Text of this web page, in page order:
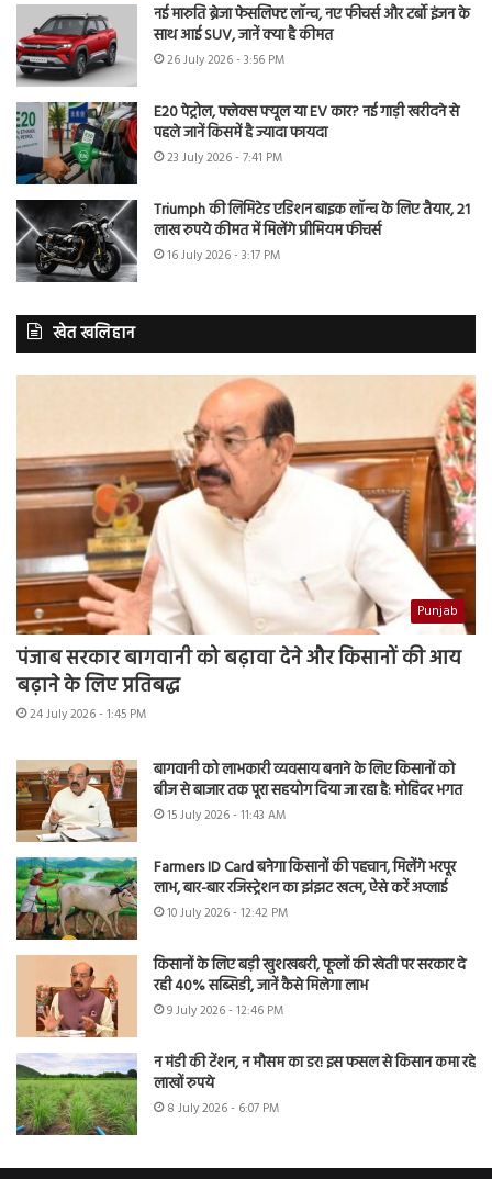
नई मारुति ब्रेजा फेसलिफ्ट लॉन्च, नए फीचर्स और टर्बो इंजन के
साथ आई SUV, जानें क्या है कीमत
26 July 2026 - 3:56 PM
E20 पेट्रोल, फ्लेक्स फ्यूल या EV कार? नई गाड़ी खरीदने से
पहले जानें किसमें है ज्यादा फायदा
23 July 2026 - 7:41 PM
Triumph की लिमिटेड एडिशन बाइक लॉन्च के लिए तैयार, 21
लाख रुपये कीमत में मिलेंगे प्रीमियम फीचर्स
16 July 2026 - 3:17 PM
खेत खलिहान
Punjab
पंजाब सरकार बागवानी को बढ़ावा देने और किसानों की आय
बढ़ाने के लिए प्रतिबद्ध
24 July 2026 - 1:45 PM
बागवानी को लाभकारी व्यवसाय बनाने के लिए किसानों को
बीज से बाजार तक पूरा सहयोग दिया जा रहा है: मोहिंदर भगत
15 July 2026 - 11:43 AM
Farmers ID Card बनेगा किसानों की पहचान, मिलेंगे भरपूर
लाभ, बार-बार रजिस्ट्रेशन का झंझट खत्म, ऐसे करें अप्लाई
10 July 2026 - 12:42 PM
किसानों के लिए बड़ी खुशखबरी, फूलों की खेती पर सरकार दे
रही 40% सब्सिडी, जानें कैसे मिलेगा लाभ
9 July 2026 - 12:46 PM
न मंडी की टेंशन, न मौसम का डर! इस फसल से किसान कमा रहे
लाखों रुपये
8 July 2026 - 6:07 PM